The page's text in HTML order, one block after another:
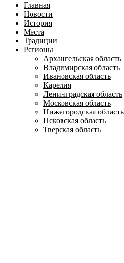
Главная
Новости
История
Места
Традиции
Регионы
Архангельская область
Владимирская область
Ивановская область
Карелия
Ленинградская область
Московская область
Нижегородская область
Псковская область
Тверская область